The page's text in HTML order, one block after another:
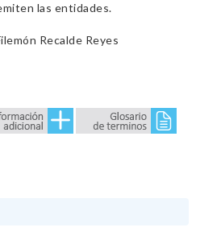
las entidades.
Recalde Reyes